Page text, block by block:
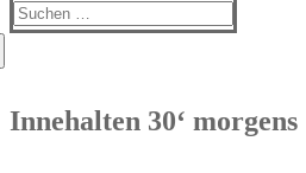
Suchen
Innehalten 30‘ morgens